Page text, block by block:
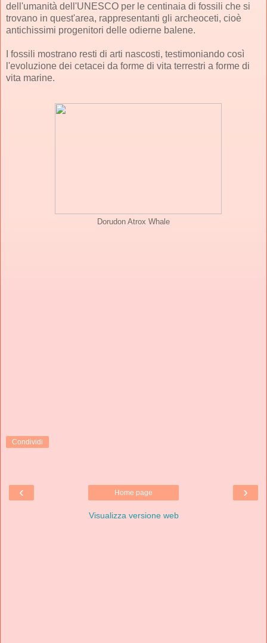
dell'umanità dell'UNESCO per le centinaia di fossili che si
trovano in quest'area, rappresentanti gli archeoceti, cioè
antichissimi progenitori delle odierne balene.
I fossili mostrano resti di arti nascosti, testimoniando così
l'evoluzione dei cetacei da forme di vita terrestri a forme di
vita marine.
Dorudon Atrox Whale
Condividi
‹ ›
Home page
Visualizza versione web